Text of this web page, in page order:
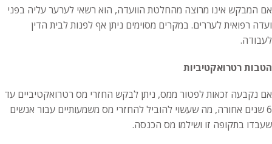
אם המבקש אינו מרוצה מהחלטת הוועדה, הוא רשאי לערער עליה בפני
ועדה רפואית לעררים. במקרים מסוימים ניתן אף לפנות לבית הדין
לעבודה.
הטבות רטרואקטיביות
אם נקבעה זכאות לפטור ממס, ניתן לבקש החזרי מס רטרואקטיביים עד
6 שנים אחורה, מה שעשוי להוביל להחזרי מס משמעותיים עבור אנשים
שעבדו בתקופה זו ושילמו מס הכנסה.